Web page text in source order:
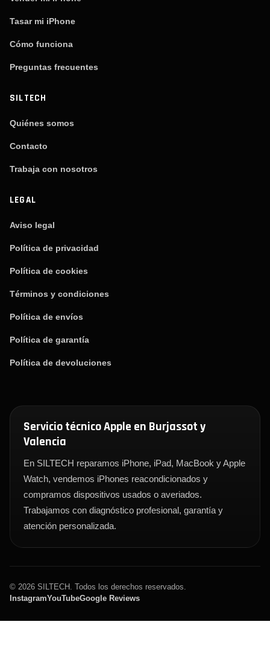
Tasar mi iPhone
Cómo funciona
Preguntas frecuentes
SILTECH
Quiénes somos
Contacto
Trabaja con nosotros
LEGAL
Aviso legal
Política de privacidad
Política de cookies
Términos y condiciones
Política de envíos
Política de garantía
Política de devoluciones
Servicio técnico Apple en Burjassot y
Valencia
En SILTECH reparamos iPhone, iPad, MacBook y Apple
Watch, vendemos iPhones reacondicionados y
compramos dispositivos usados o averiados.
Trabajamos con diagnóstico profesional, garantía y
atención personalizada.
© 2026 SILTECH. Todos los derechos reservados.
InstagramYouTubeGoogle Reviews